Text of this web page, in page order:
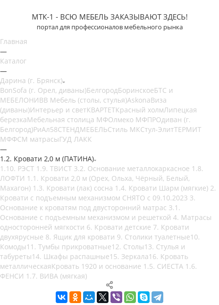
МТК-1 - ВСЮ МЕБЕЛЬ ЗАКАЗЫВАЮТ ЗДЕСЬ!
портал для профессионалов мебельного рынка
Главная
—
Каталог
—
Дарина (г. Брянск)
BonSofa (г. Орел, диваны)БелгородБоринскоеБТС и
МЕБЕЛОНИВВ Мебель (столы, стулья)AskonaВиза
(диваны)Интерьер и светКВАРТЕТКрасный холмЛипецкая
березкаМебельная столица МФОлмеко МФПРОдиван (г.
Белгород)РиАл58СТЕНДМЕБЕЛЬСтиль МКСтул-ЭлитТЕРМИТ
МФФСМ матрасыГУД ЛАКК
—
1.2. Кровати 2,0 м (ПАТИНА)
1.10. РЭСТ 1.9. ТВИСТ 3.2. Основание металлокаркасное 1.8.
ЛОФТИ 1.1. Кровати 2,0 м (Орех, Ольха, Чёрный, Белый,
Махагон) 1.3. Кровати (лак) сосна 1.4. Кровати Шарм (мягкие) 2.
Кровати с подъемным механизмом СНЯТО с 09.10.2023 3.
Основание к кроватям под двусторонний матрас 3.1.
Основание с подъемным механизмом и решеткой 4. Матрасы
односторонней мягкости 6. Кровати детские 7. Кровати
двухярусные 8. Ящик для кровати 9. Столики туалетные10.
Комоды11. Тумбы прикроватные12. Столы13. Стулья и
табуреты14. Шкафы распашные15. Зеркала16. Кровать
металлическаяКровать 1920 и основание 1.5. СИЕСТА 1.6.
ФЕНСИ 1.7. ВИВА (мягкая)